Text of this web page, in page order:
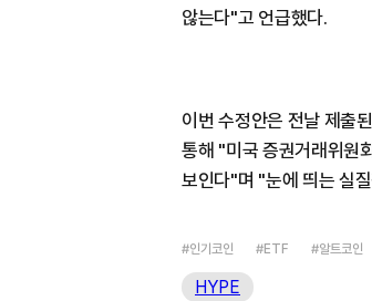
않는다"고 언급했다.
이번 수정안은 전날 제출
통해 "미국 증권거래위원
보인다"며 "눈에 띄는 실
#인기코인 #ETF #알트코인
HYPE